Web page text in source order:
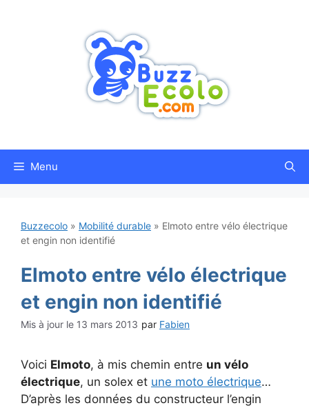
Menu
Buzzecolo » Mobilité durable » Elmoto entre vélo électrique
et engin non identifié
Elmoto entre vélo électrique
et engin non identifié
13 mars 2013 par Fabien
Voici Elmoto, à mis chemin entre un vélo
électrique, un solex et une moto électrique…
D’après les données du constructeur l’engin